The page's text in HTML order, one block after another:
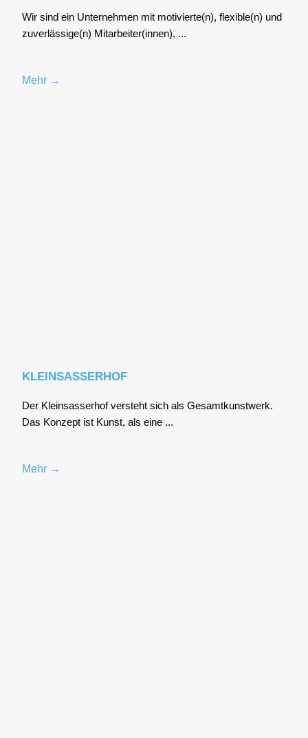
Wir sind ein Unter­neh­men mit motivierte(n), flexible(n) und
zuverlässige(n) Mitarbeiter(innen), ...
Mehr →
KLEINSASSERHOF
Der Klein­sas­ser­hof ver­steht sich als Gesamt­kunst­werk.
Das Kon­zept ist Kunst, als eine ...
Mehr →